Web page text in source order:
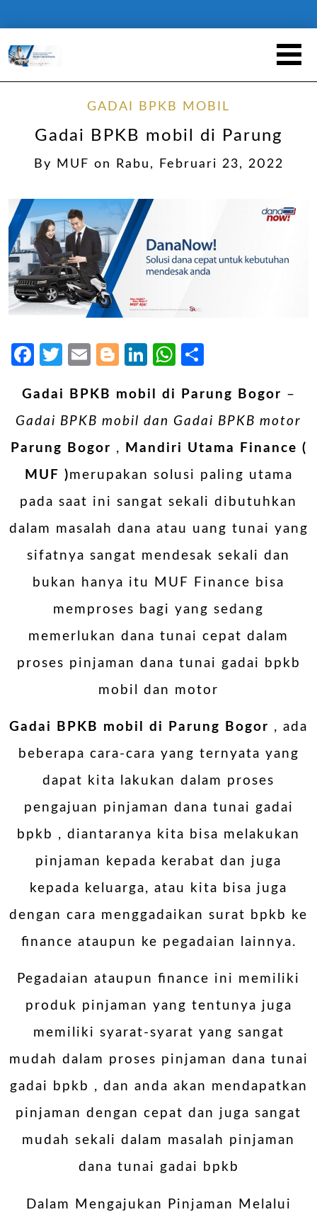
GADAI BPKB MOBIL
Gadai BPKB mobil di Parung
By MUF on Rabu, Februari 23, 2022
Facebook
Twitter
EmailBlogger
LinkedIn
WhatsApp
Gadai BPKB mobil di Parung Bogor –
Gadai BPKB mobil dan Gadai BPKB motor
Parung Bogor ,
Mandiri Utama Finance (
MUF )merupakan solusi paling utama
pada saat ini sangat sekali dibutuhkan
dalam masalah dana atau uang tunai yang
sifatnya sangat mendesak sekali dan
bukan hanya itu MUF Finance bisa
memproses bagi yang sedang
memerlukan dana tunai cepat dalam
proses pinjaman dana tunai gadai bpkb
mobil dan motor
Gadai BPKB mobil di Parung Bogor , ada
beberapa cara-cara yang ternyata yang
dapat kita lakukan dalam proses
pengajuan pinjaman dana tunai gadai
bpkb , diantaranya kita bisa melakukan
pinjaman kepada kerabat dan juga
kepada keluarga, atau kita bisa juga
dengan cara menggadaikan surat bpkb ke
finance ataupun ke pegadaian lainnya.
Pegadaian ataupun finance ini memiliki
produk pinjaman yang tentunya juga
memiliki syarat-syarat yang sangat
mudah dalam proses pinjaman dana tunai
gadai bpkb , dan anda akan mendapatkan
pinjaman dengan cepat dan juga sangat
mudah sekali dalam masalah pinjaman
dana tunai gadai bpkb
Dalam Mengajukan Pinjaman Melalui